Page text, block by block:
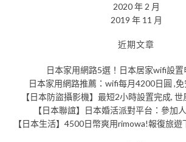
2020 年 2 月
2019 年 11 月
近期文章
日本家用網路5選！日本居家wifi設置
日本家用網路推薦：wifi每月4200日圓 ,
【日本防盜攝影機】最短2小時設置完成, 世
【日本聯誼】日本婚活派對平台：參加
【日本生活】4500日幣爽用rimowa!報復旅